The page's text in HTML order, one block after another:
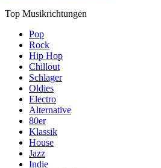
Top Musikrichtungen
Pop
Rock
Hip Hop
Chillout
Schlager
Oldies
Electro
Alternative
80er
Klassik
House
Jazz
Indie